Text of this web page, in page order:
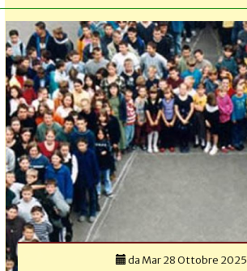
da Mar 28 Ottobre 2025